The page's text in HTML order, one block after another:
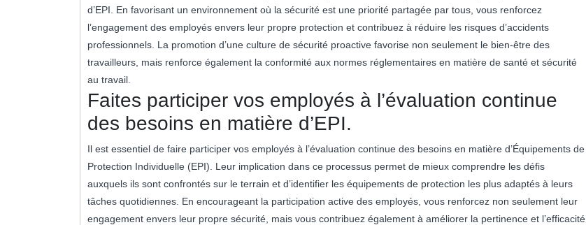
d’EPI. En favorisant un environnement où la sécurité est une priorité partagée par tous, vous renforcez
l’engagement des employés envers leur propre protection et contribuez à réduire les risques d’accidents
professionnels. La promotion d’une culture de sécurité proactive favorise non seulement le bien-être des
travailleurs, mais renforce également la conformité aux normes réglementaires en matière de santé et sécurité
au travail.
Faites participer vos employés à l’évaluation continue
des besoins en matière d’EPI.
Il est essentiel de faire participer vos employés à l’évaluation continue des besoins en matière d’Équipements de
Protection Individuelle (EPI). Leur implication dans ce processus permet de mieux comprendre les défis
auxquels ils sont confrontés sur le terrain et d’identifier les équipements de protection les plus adaptés à leurs
tâches quotidiennes. En encourageant la participation active des employés, vous renforcez non seulement leur
engagement envers leur propre sécurité, mais vous contribuez également à améliorer la pertinence et l’efficacité